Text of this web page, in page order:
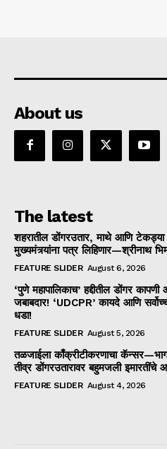
About us
The latest
शहरातील डोंगरउतार, माथे आणि टेकड्या
मुख्यमंत्र्यांना पत्र लिहिणार—श्रीनाथ
FEATURE SLIDER August 6, 2026
‘पुणे महापालिकाच’ हद्दीतील डोंगर
जबाबदार! ‘UDCPR’ कायदे आणि
धडा!
FEATURE SLIDER August 5, 2026
तळजाईला काँक्रीटीकरणाचा
तीव्र डोंगरउतारावर बहुमजली
FEATURE SLIDER August 4, 2026